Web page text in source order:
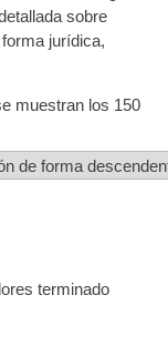
sobre
jurídica,
muestran los 150
terminado